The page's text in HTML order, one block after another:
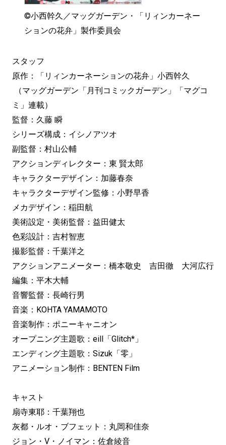
©小西幹久／マッグガーデン・「リィンカーネー
ションの花弁」製作委員会
スタッフ
原作：「リィンカーネーションの花弁」小西幹久
（マッグガーデン「月刊コミックガーデン」「マグコ
ミ」連載）
監督：久藤 瞬
シリーズ構成：イシノアツオ
副監督：村山公輔
アクションディレクター：東 賢太郎
キャラクターデザイン：加藤春奈
キャラクターデザイン監修：小野早香
メカデザイン：稲田航
美術設定・美術監督：益田健太
色彩設計：吉村智恵
撮影監督：千葉洋之
アクションアニメーター：橋本敬史 吉田徹 大河広行
編集：平木大輔
音響監督：長崎行男
音楽：KOHTA YAMAMOTO
音楽制作：ポニーキャニオン
オープニング主題歌：eill「Glitch*」
エンディング主題歌：Sizuk「零」
アニメーション制作：BENTEN Film
キャスト
扇寺東耶：千葉翔也
灰都・ルオ・ブフェット：丸岡和佳奈
ジョン・V・ノイマン：佐倉綾音